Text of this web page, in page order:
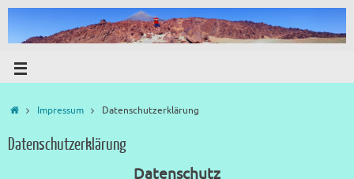
Impressum Datenschutzerklärung
Datenschutzerklärung
Datenschutz